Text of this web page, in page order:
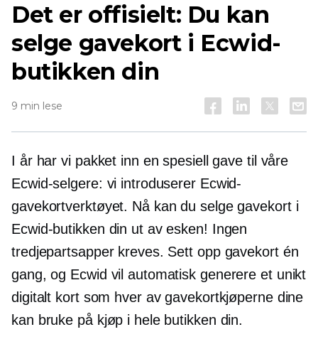
Det er offisielt: Du kan
selge gavekort i Ecwid-
butikken din
9 min lese
I år har vi pakket inn en spesiell gave til våre
Ecwid-selgere: vi introduserer Ecwid-
gavekortverktøyet. Nå kan du selge gavekort i
Ecwid-butikken din ut av esken! Ingen
tredjepartsapper kreves. Sett opp gavekort én
gang, og Ecwid vil automatisk generere et unikt
digitalt kort som hver av gavekortkjøperne dine
kan bruke på kjøp i hele butikken din.